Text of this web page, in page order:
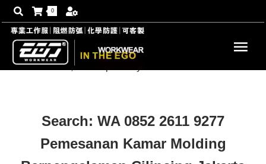
0
Search: WA 0852 2611 9277
Pemesanan Kamar Molding